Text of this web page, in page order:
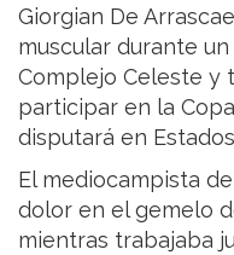
Giorgian De
muscular durante
Complejo Celeste y
participar en la
disputará en
El mediocampista
dolor en el gemelo
mientras trabajaba